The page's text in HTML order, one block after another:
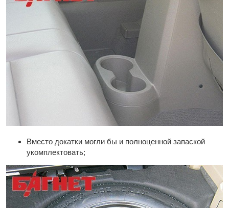
Вместо докатки могли бы и полноценной запаской
укомплектовать;